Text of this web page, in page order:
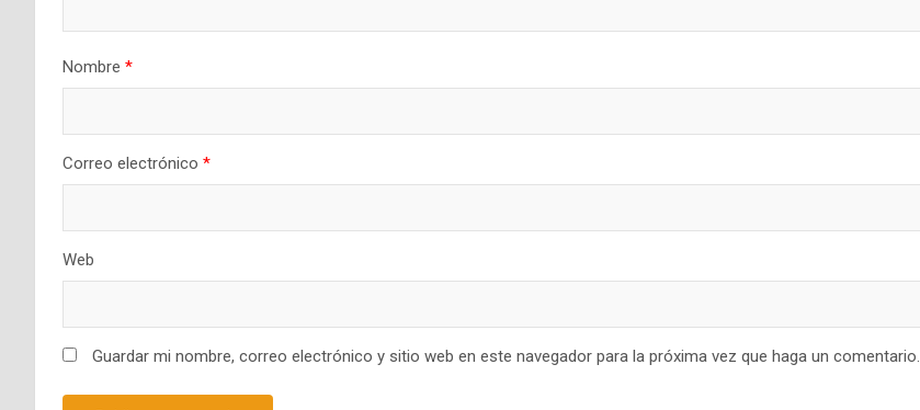
Nombre *
Correo electrónico *
Web
Guardar mi nombre, correo electrónico y sitio web en este navegador para la próxima vez que haga un comentario.